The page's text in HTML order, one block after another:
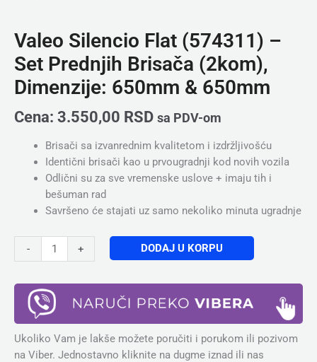
Valeo Silencio Flat (574311) –
Set Prednjih Brisača (2kom),
Dimenzije: 650mm & 650mm
Cena: 3.550,00 RSD sa PDV-om
Brisači sa izvanrednim kvalitetom i izdržljivošću
Identični brisači kao u prvougradnji kod novih vozila
Odlični su za sve vremenske uslove + imaju tih i
bešuman rad
Savršeno će stajati uz samo nekoliko minuta ugradnje
- + DODAJ U KORPU
Ukoliko Vam je lakše možete poručiti i porukom ili pozivom
na Viber. Jednostavno kliknite na dugme iznad ili nas